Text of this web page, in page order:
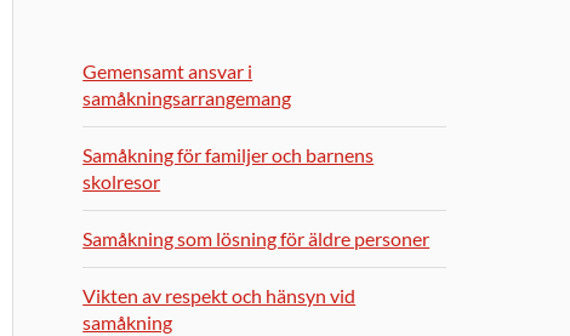
Gemensamt ansvar i
samåkningsarrangemang
Samåkning för familjer och barnens
skolresor
Samåkning som lösning för äldre personer
Vikten av respekt och hänsyn vid
samåkning